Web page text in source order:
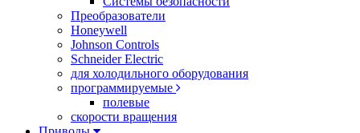
Преобразователи
Honeywell
Johnson Controls
Schneider Electric
для холодильного оборудования
программируемые
полевые
скорости вращения